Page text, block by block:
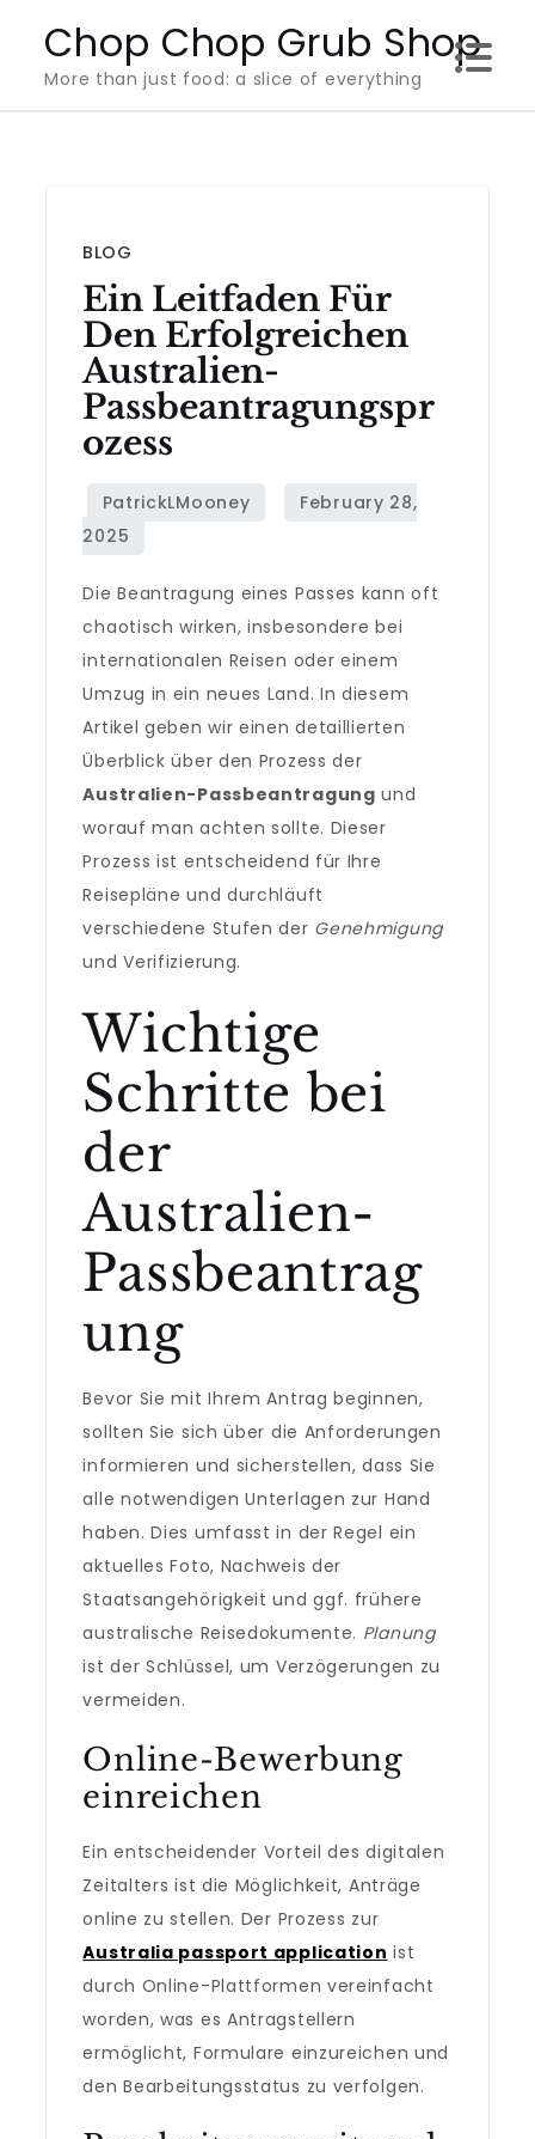
content
Chop Chop Grub Shop
More than just food: a slice of everything
BLOG
Ein Leitfaden Für
Den Erfolgreichen
Australien-
Passbeantragungspr
Ozess
Die Beantragung eines Passes kann oft
chaotisch wirken, insbesondere bei
internationalen Reisen oder einem
Umzug in ein neues Land. In diesem
Artikel geben wir einen detaillierten
Überblick über den Prozess der
Australien-Passbeantragung und
worauf man achten sollte. Dieser
Prozess ist entscheidend für Ihre
Reisepläne und durchläuft
verschiedene Stufen der Genehmigung
und Verifizierung.
Wichtige
Schritte bei
der
Australien-
Passbeantrag
ung
Bevor Sie mit Ihrem Antrag beginnen,
sollten Sie sich über die Anforderungen
informieren und sicherstellen, dass Sie
alle notwendigen Unterlagen zur Hand
haben. Dies umfasst in der Regel ein
aktuelles Foto, Nachweis der
Staatsangehörigkeit und ggf. frühere
australische Reisedokumente. Planung
ist der Schlüssel, um Verzögerungen zu
vermeiden.
Online-Bewerbung
einreichen
Ein entscheidender Vorteil des digitalen
Zeitalters ist die Möglichkeit, Anträge
online zu stellen. Der Prozess zur
Australia passport application ist
durch Online-Plattformen vereinfacht
worden, was es Antragstellern
ermöglicht, Formulare einzureichen und
den Bearbeitungsstatus zu verfolgen.